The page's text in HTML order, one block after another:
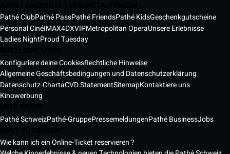
Pathé ClubPathé PassPathé FriendsPathé KidsGeschenkgutscheine
Personal CinéIMAX4DXVIPMetropolitan OperaUnsere Erlebnisse
Ladies NightProud Tuesday
Konfiguriere deine CookiesRechtliche Hinweise
Allgemeine Geschäftsbedingungen und Datenschutzerklärung
Datenschutz-ChartaCVD StatementSitemapKontaktiere uns
Kinowerbung
Pathé SchweizPathé-GruppePressemeldungenPathé BusinessJobs
Wie kann ich ein Online-Ticket reservieren ?